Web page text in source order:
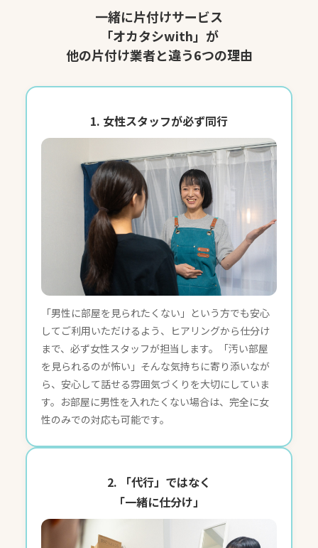
一緒に片付けサービス
「オカタシwith」が
他の片付け業者と違う6つの理由
1. 女性スタッフが必ず同行
「男性に部屋を見られたくない」という方でも安心
してご利用いただけるよう、ヒアリングから仕分け
まで、必ず女性スタッフが担当します。「汚い部屋
を見られるのが怖い」そんな気持ちに寄り添いなが
ら、安心して話せる雰囲気づくりを大切にしていま
す。お部屋に男性を入れたくない場合は、完全に女
性のみでの対応も可能です。
2. 「代行」ではなく
「一緒に仕分け」